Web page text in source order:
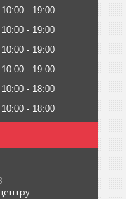
10:00
19:00
10:00
19:00
10:00
19:00
10:00
19:00
10:00
18:00
10:00 18:00